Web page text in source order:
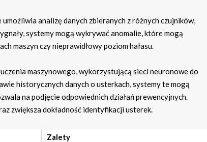
umożliwia analizę danych zbieranych z różnych czujników,
systemy mogą wykrywać anomalie, które mogą
maszyn czy nieprawidłowy poziom hałasu.
maszynowego, wykorzystującą sieci neuronowe do
historycznych danych o usterkach, systemy te mogą
na podjęcie odpowiednich działań prewencyjnych.
zwiększa dokładność identyfikacji usterek.
Zalety